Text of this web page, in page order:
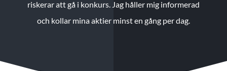
riskerar att gå i konkurs. Jag håller mig informerad
och kollar mina aktier minst en gång per dag.